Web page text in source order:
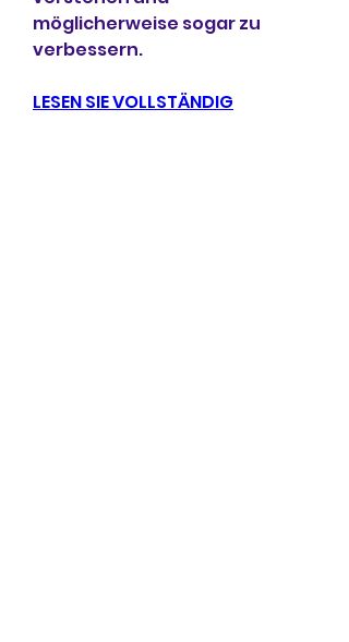
möglicherweise sogar zu
verbessern.
LESEN SIE VOLLSTÄNDIG